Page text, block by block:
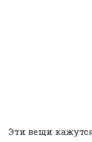
Эти вещи